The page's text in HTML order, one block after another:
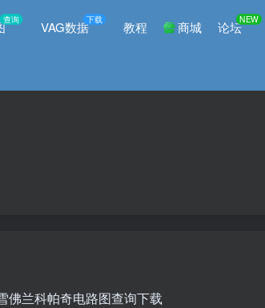
查询 VAG数据下载 教程 商城 论坛NEW
佛兰科帕奇电路图查询下载